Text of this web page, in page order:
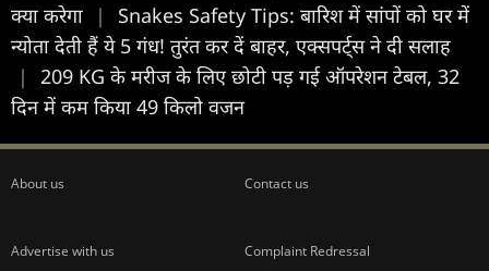
क्या करेगा
|
Snakes Safety Tips: बारिश में सांपों को घर में
न्योता देती हैं ये 5 गंध! तुरंत कर दें बाहर, एक्सपर्ट्स ने दी सलाह
|
209 KG के मरीज के लिए छोटी पड़ गई ऑपरेशन टेबल, 32
दिन में कम किया 49 किलो वजन
About us Contact us
Advertise with us Complaint Redressal